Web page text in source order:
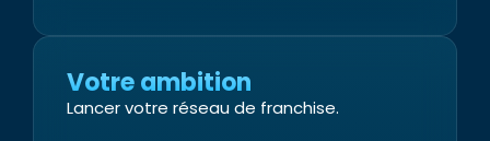
Votre ambition
Lancer votre réseau de franchise.